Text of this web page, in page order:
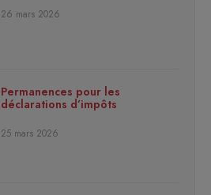
26 mars 2026
Permanences pour les
déclarations d’impôts
25 mars 2026